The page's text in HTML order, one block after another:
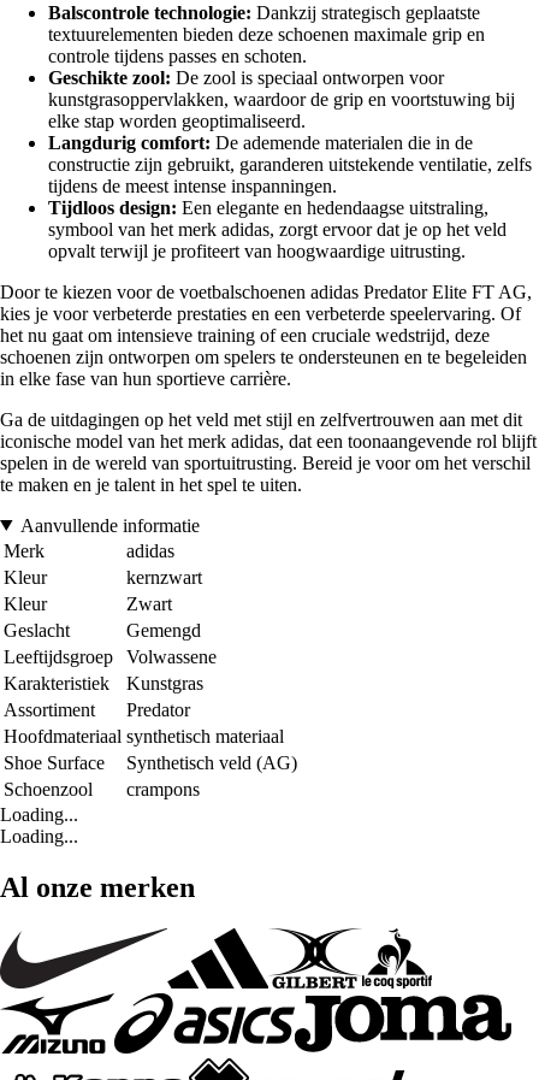
Balscontrole technologie: Dankzij strategisch geplaatste
textuurelementen bieden deze schoenen maximale grip en
controle tijdens passes en schoten.
Geschikte zool: De zool is speciaal ontworpen voor
kunstgrasoppervlakken, waardoor de grip en voortstuwing bij
elke stap worden geoptimaliseerd.
Langdurig comfort: De ademende materialen die in de
constructie zijn gebruikt, garanderen uitstekende ventilatie, zelfs
tijdens de meest intense inspanningen.
Tijdloos design: Een elegante en hedendaagse uitstraling,
symbool van het merk adidas, zorgt ervoor dat je op het veld
opvalt terwijl je profiteert van hoogwaardige uitrusting.
Door te kiezen voor de voetbalschoenen adidas Predator Elite FT AG,
kies je voor verbeterde prestaties en een verbeterde speelervaring. Of
het nu gaat om intensieve training of een cruciale wedstrijd, deze
schoenen zijn ontworpen om spelers te ondersteunen en te begeleiden
in elke fase van hun sportieve carrière.
Ga de uitdagingen op het veld met stijl en zelfvertrouwen aan met dit
iconische model van het merk adidas, dat een toonaangevende rol blijft
spelen in de wereld van sportuitrusting. Bereid je voor om het verschil
te maken en je talent in het spel te uiten.
Aanvullende informatie
Merk
adidas
Kleur
kernzwart
Kleur
Zwart
Geslacht
Gemengd
Leeftijdsgroep
Volwassene
Karakteristiek
Kunstgras
Assortiment
Predator
Hoofdmateriaal synthetisch materiaal
Shoe Surface
Synthetisch veld (AG)
Schoenzool
crampons
Loading...
Loading...
Al onze merken